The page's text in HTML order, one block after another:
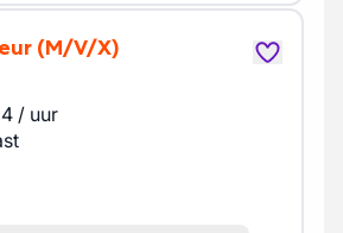
(M/V/X)
/ uur